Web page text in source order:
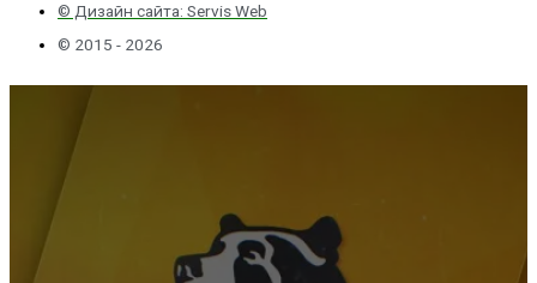
© Дизайн сайта: Servis Web
© 2015 - 2026